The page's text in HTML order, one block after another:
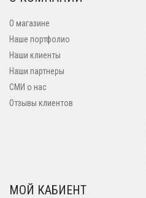
О магазине
Наше портфолио
Наши клиенты
Наши партнеры
СМИ о нас
Отзывы клиентов
МОЙ КАБИЕНТ